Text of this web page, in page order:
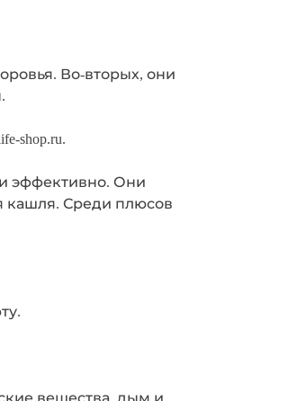
Во-вторых, они
shop.ru.
и эффективно. Они
кашля. Среди плюсов
вещества, дым и